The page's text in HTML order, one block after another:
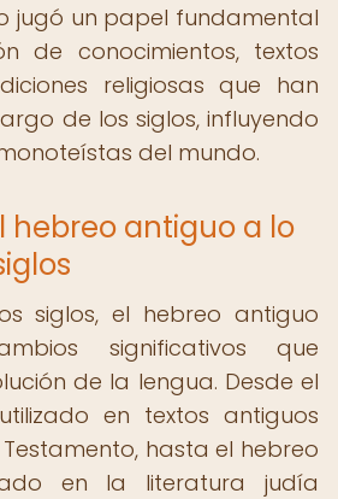
jugó un papel fundamental
de conocimientos, textos
religiosas que han
de los siglos, influyendo
del mundo.
hebreo antiguo a lo
siglos, el hebreo antiguo
significativos que
de la lengua. Desde el
en textos antiguos
hasta el hebreo
en la literatura judía